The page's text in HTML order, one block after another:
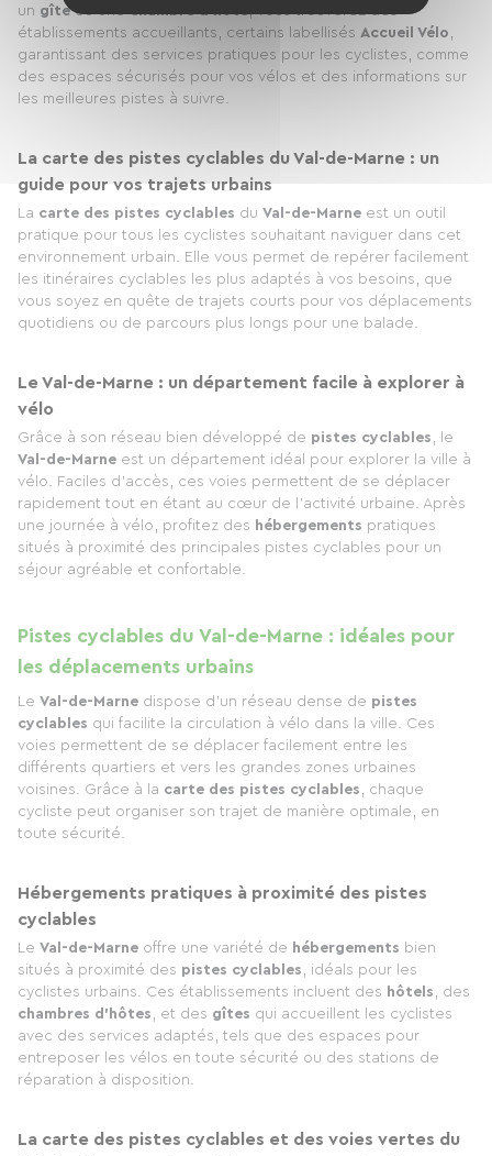
un gîteou unechambre d'hôte, vous trouverez des
établissements accueillants, certains labellisés Accueil Vélo ,
garantissant des services pratiques pour les cyclistes, comme
des espaces sécurisés pour vos vélos et des informations sur
les meilleures pistes à suivre.
La carte des pistes cyclables du Val-de-Marne : un
guide pour vos trajets urbains
La carte des pistes cyclables du Val-de-Marne est un outil
pratique pour tous les cyclistes souhaitant naviguer dans cet
environnement urbain. Elle vous permet de repérer facilement
les itinéraires cyclables les plus adaptés à vos besoins, que
vous soyez en quête de trajets courts pour vos déplacements
quotidiens ou de parcours plus longs pour une balade.
Le Val-de-Marne : un département facile à explorer à
vélo
Grâce à son réseau bien développé de pistes cyclables , le
Val-de-Marne est un département idéal pour explorer la ville à
vélo. Faciles d’accès, ces voies permettent de se déplacer
rapidement tout en étant au cœur de l’activité urbaine. Après
une journée à vélo, profitez des hébergements pratiques
situés à proximité des principales pistes cyclables pour un
séjour agréable et confortable.
Pistes cyclables du Val-de-Marne : idéales pour
les déplacements urbains
Le Val-de-Marne dispose d'un réseau dense de pistes
cyclables qui facilite la circulation à vélo dans la ville. Ces
voies permettent de se déplacer facilement entre les
différents quartiers et vers les grandes zones urbaines
voisines. Grâce à la carte des pistes cyclables , chaque
cycliste peut organiser son trajet de manière optimale, en
toute sécurité.
Hébergements pratiques à proximité des pistes
cyclables
Le Val-de-Marne offre une variété de hébergements bien
situés à proximité des pistes cyclables , idéals pour les
cyclistes urbains. Ces établissements incluent des hôtels , des
chambres d’hôtes , et des gîtes qui accueillent les cyclistes
avec des services adaptés, tels que des espaces pour
entreposer les vélos en toute sécurité ou des stations de
réparation à disposition.
La carte des pistes cyclables et des voies vertes du